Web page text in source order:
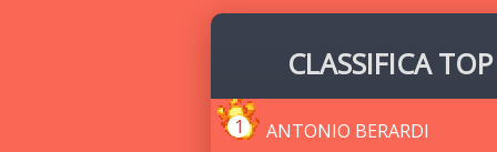
CLASSIFICA
ANTONIO BERARDI